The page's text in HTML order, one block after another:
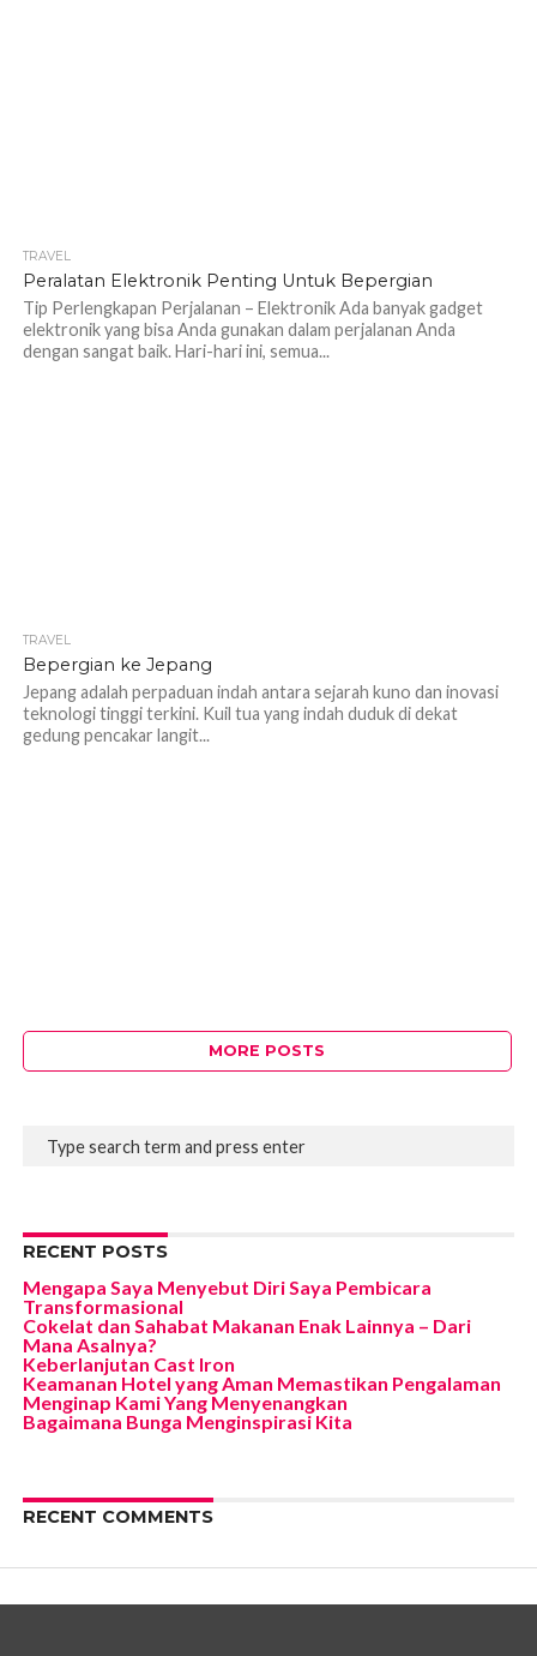
TRAVEL
Peralatan Elektronik Penting Untuk Bepergian
Tip Perlengkapan Perjalanan – Elektronik Ada banyak gadget
elektronik yang bisa Anda gunakan dalam perjalanan Anda
dengan sangat baik. Hari-hari ini, semua...
TRAVEL
Bepergian ke Jepang
Jepang adalah perpaduan indah antara sejarah kuno dan inovasi
teknologi tinggi terkini. Kuil tua yang indah duduk di dekat
gedung pencakar langit...
MORE POSTS
RECENT POSTS
Mengapa Saya Menyebut Diri Saya Pembicara
Transformasional
Cokelat dan Sahabat Makanan Enak Lainnya – Dari
Mana Asalnya?
Keberlanjutan Cast Iron
Keamanan Hotel yang Aman Memastikan Pengalaman
Menginap Kami Yang Menyenangkan
Bagaimana Bunga Menginspirasi Kita
RECENT COMMENTS